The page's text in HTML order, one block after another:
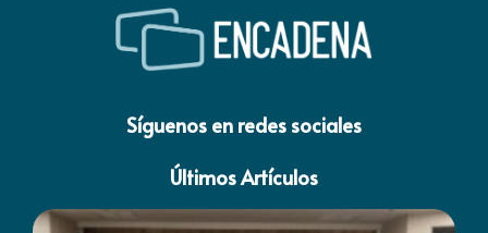
Síguenos en redes sociales
Últimos Artículos